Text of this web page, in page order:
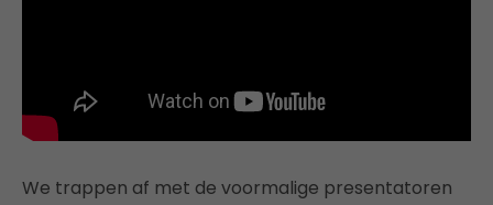
We trappen af met de voormalige presentatoren